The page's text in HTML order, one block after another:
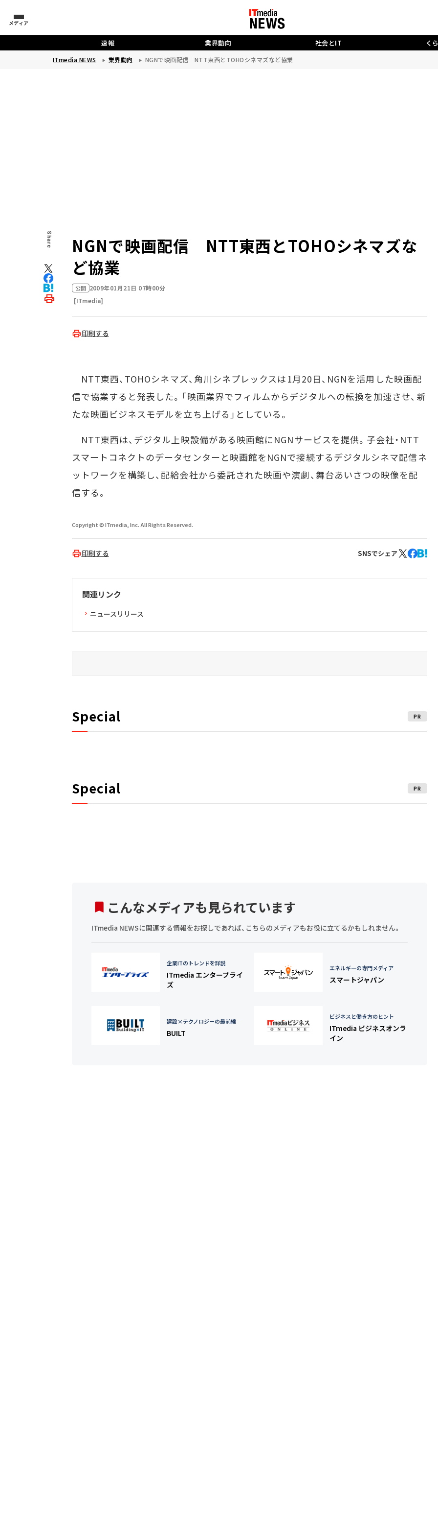
メディア
速報 業界動向 社会とIT く
ITmedia NEWS 業界動向 NGNで映画配信 NTT東西とTOHOシネマズなど協業
Share
NGNで映画配信 NTT東西とTOHOシネマズな
ど協業
公開 2009年01月21日 07時00分
[ITmedia]
印刷する
NTT東西、TOHOシネマズ、角川シネプレックスは1月20日、NGNを活用した映画配
信で協業すると発表した。「映画業界でフィルムからデジタルへの転換を加速させ、新
たな映画ビジネスモデルを立ち上げる」としている。
NTT東西は、デジタル上映設備がある映画館にNGNサービスを提供。子会社・NTT
スマートコネクトのデータセンターと映画館をNGNで接続するデジタルシネマ配信ネ
ットワークを構築し、配給会社から委託された映画や演劇、舞台あいさつの映像を配
信する。
Copyright © ITmedia, Inc. All Rights Reserved.
印刷する SNSでシェア
関連リンク
ニュースリリース
Special PR
Special PR
こんなメディアも見られています
ITmedia NEWSに関連する情報をお探しであれば、こちらのメディアもお役に立てるかもしれません。
企業ITのトレンドを詳説
ITmedia エンタープライ
ズ
エネルギーの専門メディア
スマートジャパン
建設×テクノロジーの最前線
BUILT
ビジネスと働き方のヒント
ITmedia ビジネスオンラ
イン